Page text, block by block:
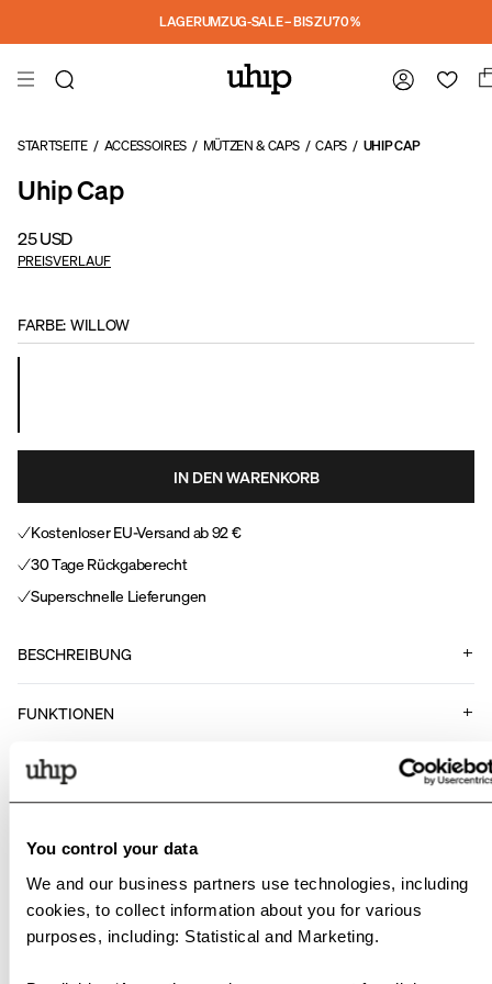
You control your data
We and our business partners use technologies, including
cookies, to collect information about you for various
purposes, including: Statistical and Marketing.
LAGERUMZUG-SALE – BIS ZU 70 %
STARTSEITE / ACCESSOIRES / MÜTZEN & CAPS / CAPS / UHIP CAP
Uhip Cap
25 USD
PREISVERLAUF
FARBE: WILLOW
IN DEN WARENKORB
Kostenloser EU-Versand ab 92 €
30 Tage Rückgaberecht
Superschnelle Lieferungen
BESCHREIBUNG
FUNKTIONEN
Art Nr..398699
#uhipwear
Tag your pictures wearing Uhip with @uhipwear or